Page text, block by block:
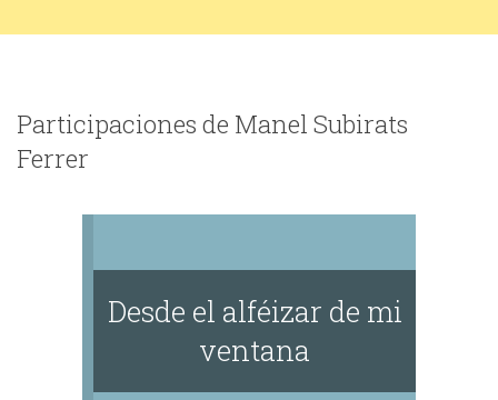
Participaciones de Manel Subirats
Ferrer
Desde el alféizar de mi
ventana